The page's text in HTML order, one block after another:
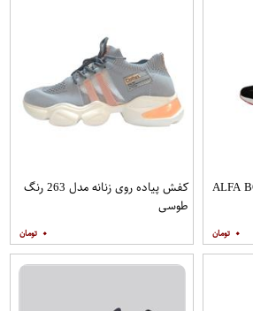
۰
کفش پیاده روی زنانه مدل 263 رنگ
طوسی
۰